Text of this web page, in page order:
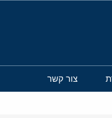
צור קשר